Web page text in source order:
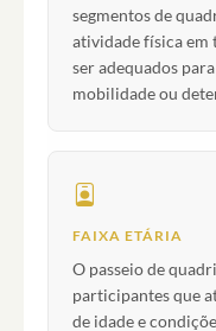
segmentos de
atividade física em
ser adequados
mobilidade ou
FAIXA ETÁRIA
O passeio de
participantes que
de idade e